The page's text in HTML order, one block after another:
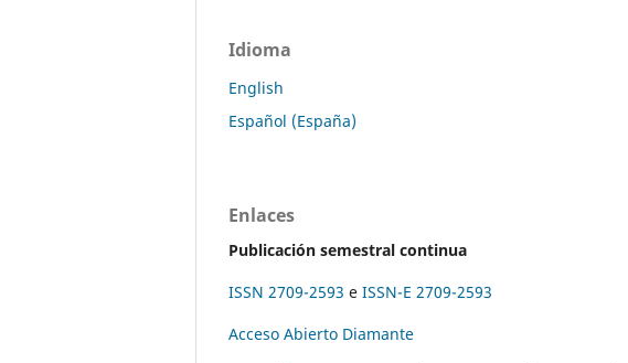
Idioma
English
Español (España)
Enlaces
Publicación semestral continua
ISSN 2709-2593 e ISSN-E 2709-2593
Acceso Abierto Diamante